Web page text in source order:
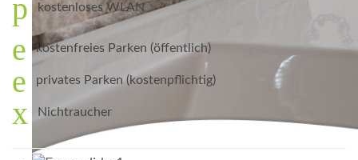
kostenloses WLAN
kostenfreies Parken (öffentlich)
privates Parken (kostenpflichtig)
Nichtraucher